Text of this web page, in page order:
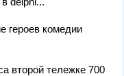
героев комедии
второй тележке 700